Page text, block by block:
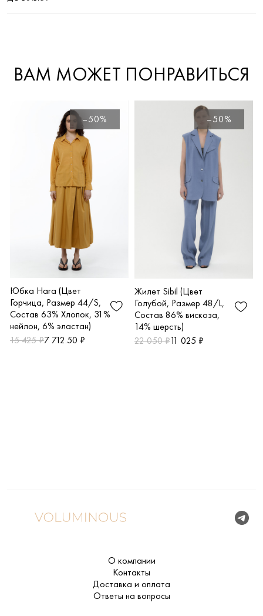
ВАМ МОЖЕТ ПОНРАВИТЬСЯ
–50%
Юбка Hara (Цвет
Горчица, Размер 44/S,
Состав 63% Хлопок, 31%
нейлон, 6% эластан)
15 425 ₽7 712.50 ₽
–50%
Жилет Sibil (Цвет
Голубой, Размер 48/L,
Состав 86% вискоза,
14% шерсть)
22 050 ₽11 025 ₽
О компании
Контакты
Доставка и оплата
Ответы на вопросы